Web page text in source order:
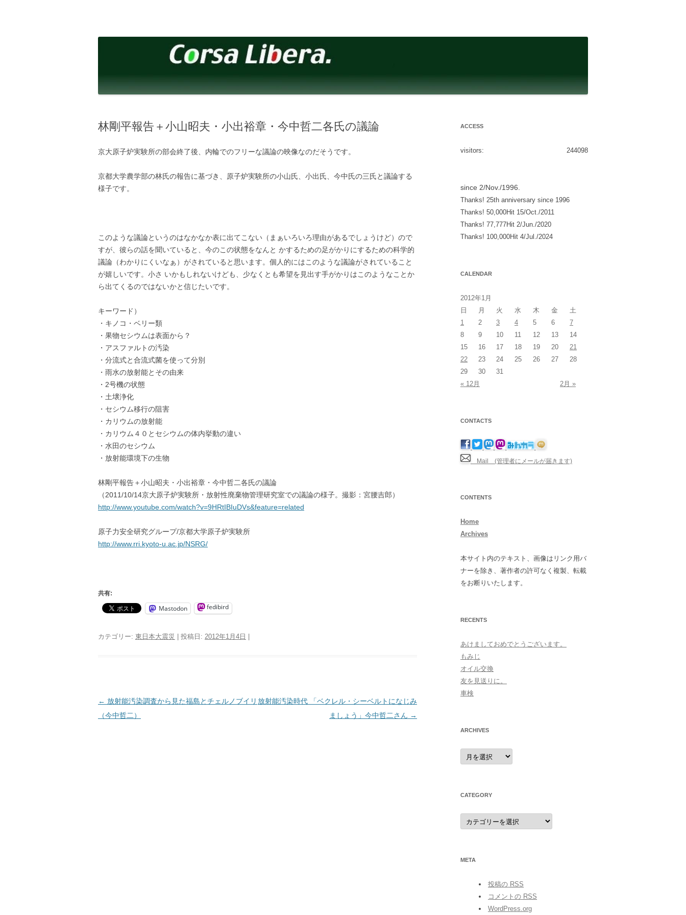
へ
林剛平報告＋小山昭夫・小出裕章・今中哲二各氏の議論
京大原子炉実験所の部会終了後、内輪でのフリーな議論の映像なのだそうです。
京都大学農学部の林氏の報告に基づき、原子炉実験所の小山氏、小出氏、今中氏の三氏と議論する
様子です。
このような議論というのはなかなか表に出てこない（まぁいろいろ理由があるでしょうけど）ので
すが、彼らの話を聞いていると、今のこの状態をなんと かするための足がかりにするための科学的
議論（わかりにくいなぁ）がされていると思います。個人的にはこのような議論がされていること
が嬉しいです。小さ いかもしれないけども、少なくとも希望を見出す手がかりはこのようなことか
ら出てくるのではないかと信じたいです。
­キーワード）
・キノコ・ベリー類
・果物セシウムは表面から？
・アスファルトの汚染
・分流式と合流式菌を使って分別
・雨水の放射能とその由来
・2号機の状態
・土壌浄化
・セシウム移行の阻害
・カリウムの放射能
・カリウム４０とセシウム­の体内挙動の違い
・水田のセシウム
・放射能環境下の生物
林剛平報告＋小山昭夫・小出裕章・今中哲二各氏の議論
（2011/10/14京大原子炉実験所・放射性廃棄物管理研究室での議論の様子。撮影：宮腰吉郎）
http://www.youtube.com/watch?v=9HRtIBIuDVs&feature=related
原子力安全研究グループ/京都大学原子炉実験所
http://www.rri.kyoto-u.ac.jp/NSRG/
共有:
Mastodon fedibird
カテゴリー: 東日本大震災 | 投稿日: 2012年1月4日 |
投
稿
← 放射能汚染調査から見た福島とチェルノブイリ
（今中哲二）
放射能汚染時代 「ベクレル・シーベルトになじみ
ましょう」今中哲二さん →
ACCESS
244098
visitors:
since 2/Nov./1996.
Thanks! 25th anniversary since 1996
Thanks! 50,000Hit 15/Oct./2011
Thanks! 77,777Hit 2/Jun./2020
Thanks! 100,000Hit 4/Jul./2024
CALENDAR
2012年1月
日
月 火 水 木 金
土
1
2 3 4 5 6
7
8
9 10 11 12 13
14
15
16 17 18 19 20
21
22
23 24 25 26 27
28
29
30
31
« 12月
2月 »
CONTACTS
Mail (管理者にメールが届きます)
CONTENTS
Home
Archives
本サイト内のテキスト、画像はリンク用バ
ナーを除き、著作者の許可なく複製、転載
をお断りいたします。
RECENTS
あけましておめでとうございます。
もみじ
オイル交換
友を見送りに。
車検
ARCHIVES
archives
CATEGORY
category
META
投稿の RSS
コメントの RSS
WordPress.org